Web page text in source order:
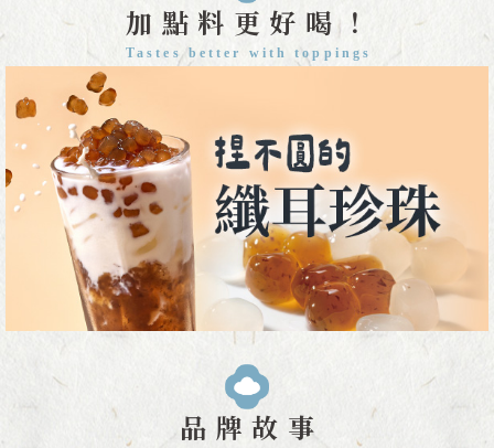
加點料更好喝！
Tastes better with toppings
品牌故事